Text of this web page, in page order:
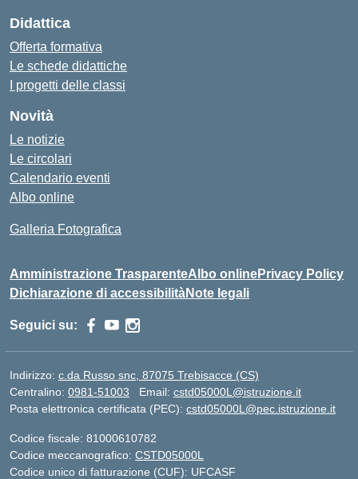
Didattica
Offerta formativa
Le schede didattiche
I progetti delle classi
Novità
Le notizie
Le circolari
Calendario eventi
Albo online
Galleria Fotografica
Amministrazione TrasparenteAlbo onlinePrivacy Policy
Dichiarazione di accessibilitàNote legali
Seguici su:
Indirizzo: c.da Russo snc, 87075 Trebisacce (CS)
Centralino: 0981-51003 Email: cstd05000L@istruzione.it
Posta elettronica certificata (PEC): cstd05000L@pec.istruzione.it
Codice fiscale: 81000610782
Codice meccanografico: CSTD05000L
Codice unico di fatturazione (CUF): UFCASF